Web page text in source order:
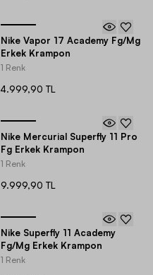
Nike Vapor 17 Academy Fg/Mg
Erkek Krampon
1 Renk
4.999,90 TL
Nike Mercurial Superfly 11 Pro
Fg Erkek Krampon
1 Renk
9.999,90 TL
Nike Superfly 11 Academy
Fg/Mg Erkek Krampon
1 Renk